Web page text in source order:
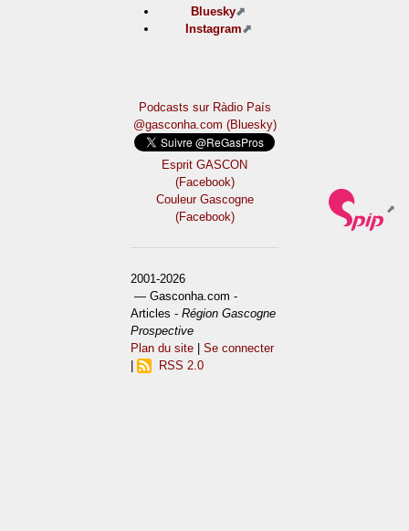
Bluesky
Instagram
Podcasts sur Ràdio País
@gasconha.com (Bluesky)
Esprit GASCON
(Facebook)
Couleur Gascogne
(Facebook)
2001-2026
— Gasconha.com -
Articles -Région Gascogne
Prospective
Plan du site |Se connecter
RSS 2.0